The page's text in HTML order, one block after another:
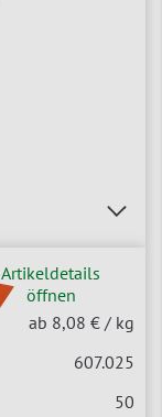
Artikeldetails
öffnen
ab 8,08 € / kg
607.025
50